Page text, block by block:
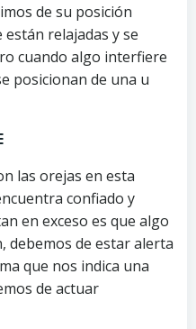
de su posición
relajadas y se
cuando algo interfiere
posicionan de una u
las orejas en esta
confiado y
en exceso es que algo
debemos de estar alerta
que nos indica una
de actuar